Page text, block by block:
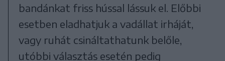
bandánkat friss hússal lássuk el. Előbbi
esetben eladhatjuk a vadállat irháját,
vagy ruhát csináltathatunk belőle,
utóbbi választás esetén pedig